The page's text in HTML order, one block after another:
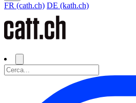
FR (cath.ch) DE (kath.ch)